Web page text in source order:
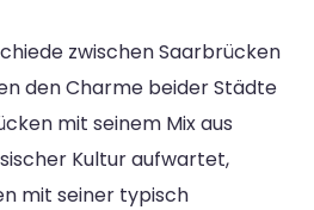
zwischen Saarbrücken
den Charme beider Städte
mit seinem Mix aus
Kultur aufwartet,
mit seiner typisch